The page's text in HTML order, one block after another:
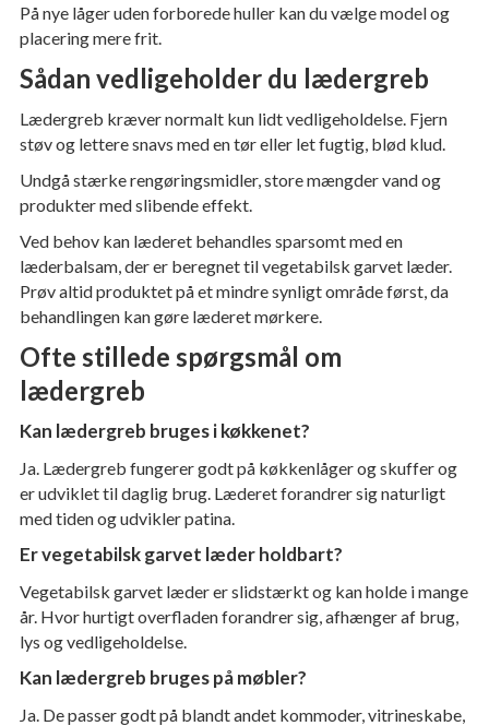
På nye låger uden forborede huller kan du vælge model og
placering mere frit.
Sådan vedligeholder du lædergreb
Lædergreb kræver normalt kun lidt vedligeholdelse. Fjern
støv og lettere snavs med en tør eller let fugtig, blød klud.
Undgå stærke rengøringsmidler, store mængder vand og
produkter med slibende effekt.
Ved behov kan læderet behandles sparsomt med en
læderbalsam, der er beregnet til vegetabilsk garvet læder.
Prøv altid produktet på et mindre synligt område først, da
behandlingen kan gøre læderet mørkere.
Ofte stillede spørgsmål om
lædergreb
Kan lædergreb bruges i køkkenet?
Ja. Lædergreb fungerer godt på køkkenlåger og skuffer og
er udviklet til daglig brug. Læderet forandrer sig naturligt
med tiden og udvikler patina.
Er vegetabilsk garvet læder holdbart?
Vegetabilsk garvet læder er slidstærkt og kan holde i mange
år. Hvor hurtigt overfladen forandrer sig, afhænger af brug,
lys og vedligeholdelse.
Kan lædergreb bruges på møbler?
Ja. De passer godt på blandt andet kommoder, vitrineskabe,